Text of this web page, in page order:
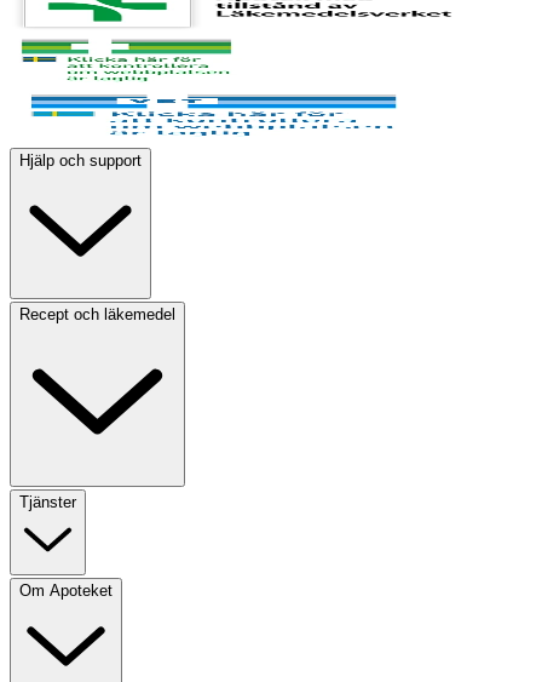
Hjälp och support
Recept och läkemedel
Tjänster
Om Apoteket